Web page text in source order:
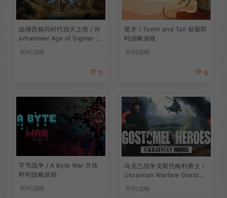
战锤西格玛时代毁灭之境 / W
arhammer Age of Sigmar R
ealms of Ruin 即时战略游戏
即时战略
0
尾牙 / Tooth and Tail 创新即
时战略游戏
即时战略
0
字节战争 / A Byte War 方块
即时战略游戏
即时战略
乌克兰战争戈斯托梅利勇士 /
Ukrainian Warfare Gostome
即时战略